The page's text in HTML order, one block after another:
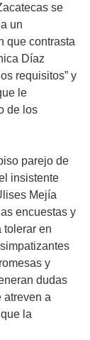
se
un
que contrasta
Díaz
requisitos” y
le
de los
parejo de
insistente
Mejía
encuestas y
tolerar en
y
dudas
atreven a
la